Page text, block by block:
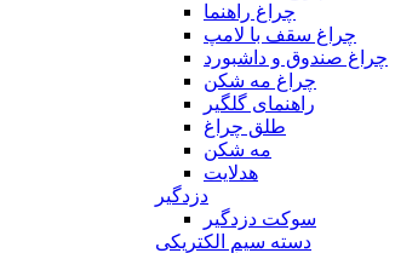
چراغ راهنما
چراغ سقف با لامپ
چراغ صندوق و داشبورد
چراغ مه شکن
راهنمای گلگیر
طلق چراغ
مه شکن
هدلایت
دزدگیر
سوکت دزدگیر
دسته سیم الکتریکی